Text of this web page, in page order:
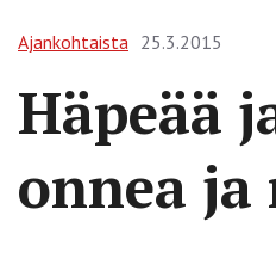
Ajankohtaista 25.3.2015
Häpeää
onnea